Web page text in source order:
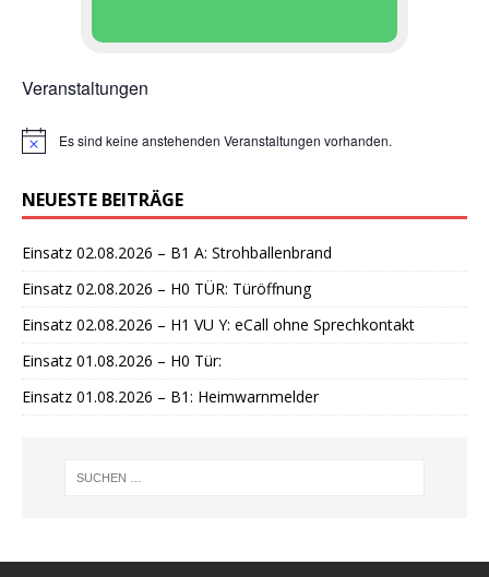
Veranstaltungen
H
w
e
s
Es sind keine anstehenden Veranstaltungen vorhanden.
NEUESTE BEITRÄGE
Einsatz 02.08.2026 – B1 A: Strohballenbrand
Einsatz 02.08.2026 – H0 TÜR: Türöffnung
Einsatz 02.08.2026 – H1 VU Y: eCall ohne Sprechkontakt
Einsatz 01.08.2026 – H0 Tür:
Einsatz 01.08.2026 – B1: Heimwarnmelder